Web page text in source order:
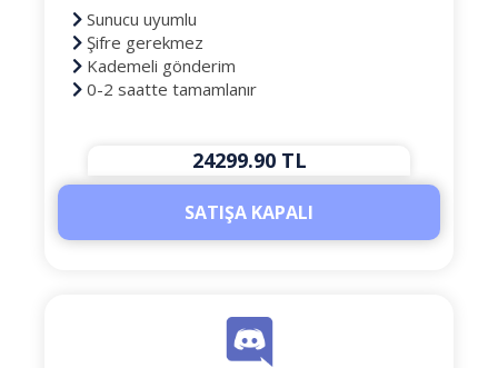
Sunucu uyumlu
Şifre gerekmez
Kademeli gönderim
0-2 saatte tamamlanır
24299.90 TL
SATIŞA KAPALI